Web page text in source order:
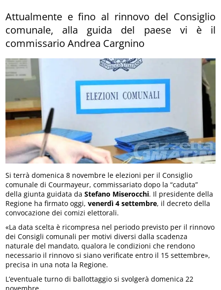
Attualmente e fino al rinnovo del Consiglio
comunale, alla guida del paese vi è il
commissario Andrea Cargnino
Si terrà domenica 8 novembre le elezioni per il Consiglio
comunale di Courmayeur, commissariato dopo la “caduta”
della giunta guidata daStefano Miserocchi. Il presidente della
Regione ha firmato oggi,venerdì 4 settembre, il decreto della
convocazione dei comizi elettorali.
«La data scelta è ricompresa nel periodo previsto per il rinnovo
dei Consigli comunali per motivi diversi dalla scadenza
naturale del mandato, qualora le condizioni che rendono
necessario il rinnovo si siano verificate entro il 15 settembre»,
precisa in una nota la Regione.
L’eventuale turno di ballottaggio si svolgerà domenica 22